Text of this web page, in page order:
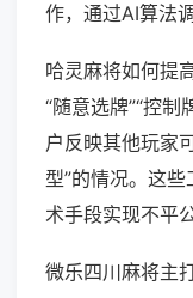
作，通过AI算法
哈灵麻将如何提
“随意选牌”“控制
户反映其他玩家
型”的情况。这
术手段实现不平
微乐四川麻将主